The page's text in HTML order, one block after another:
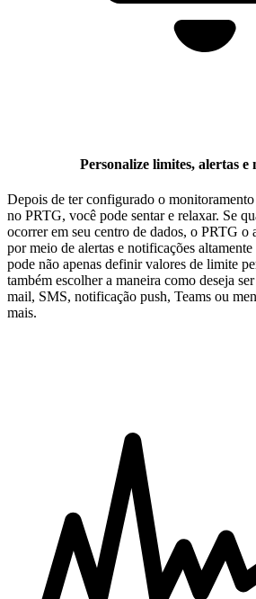
Personalize limites, alertas e
Depois de ter configurado o
no PRTG, você pode sentar e relaxar. Se
ocorrer em seu centro de dados, o PRTG o
por meio de alertas e notificações
pode não apenas definir valores de limite
também escolher a maneira como deseja
mail, SMS, notificação push, Teams ou
mais.